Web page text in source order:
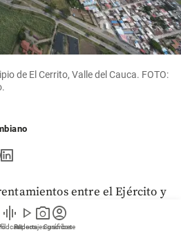
graphic_eq play_arrow
Videos
photo_camera
Reportajes gráficos
account_circle
Suscríbete
de El Cerrito, Valle del Cauca. FOTO:
entre el Ejército y
de las disidencias de las
rural de El Cerrito, Valle del